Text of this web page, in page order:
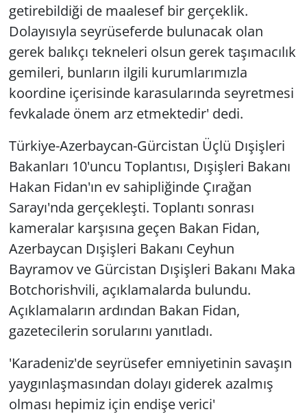
getirebildiği de maalesef bir gerçeklik.
Dolayısıyla seyrüseferde bulunacak olan
gerek balıkçı tekneleri olsun gerek taşımacılık
gemileri, bunların ilgili kurumlarımızla
koordine içerisinde karasularında seyretmesi
fevkalade önem arz etmektedir' dedi.
Türkiye-Azerbaycan-Gürcistan Üçlü Dışişleri
Bakanları 10'uncu Toplantısı, Dışişleri Bakanı
Hakan Fidan'ın ev sahipliğinde Çırağan
Sarayı'nda gerçekleşti. Toplantı sonrası
kameralar karşısına geçen Bakan Fidan,
Azerbaycan Dışişleri Bakanı Ceyhun
Bayramov ve Gürcistan Dışişleri Bakanı Maka
Botchorishvili, açıklamalarda bulundu.
Açıklamaların ardından Bakan Fidan,
gazetecilerin sorularını yanıtladı.
'Karadeniz'de seyrüsefer emniyetinin savaşın
yaygınlaşmasından dolayı giderek azalmış
olması hepimiz için endişe verici'